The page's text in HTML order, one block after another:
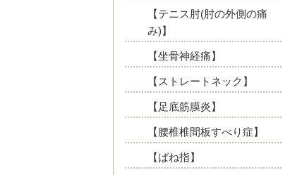
【テニス肘(肘の外側の痛
み)】
【坐骨神経痛】
【ストレートネック】
【足底筋膜炎】
【腰椎椎間板すべり症】
【ばね指】